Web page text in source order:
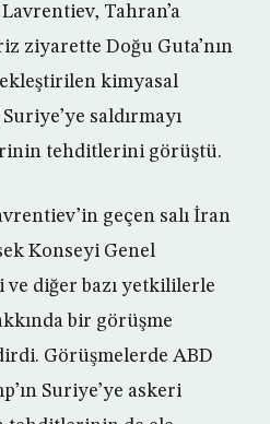
Tahran’a
ziyarette Doğu Guta’nın
kimyasal
saldırmayı
tehditlerini görüştü.
geçen salı İran
Konseyi Genel
ve diğer bazı yetkililerle
bir görüşme
Görüşmelerde ABD
Suriye’ye askeri